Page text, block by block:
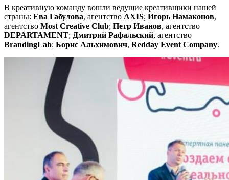
В креативную команду вошли ведущие креативщики нашей
страны: Ева Габулова, агентство AXIS; Игорь Намаконов,
агентство Most Creative Club; Петр Иванов, агентство
DEPARTAMENT; Дмитрий Рафальский, агентство
BrandingLab; Борис Альхимович, Redday Event Company.